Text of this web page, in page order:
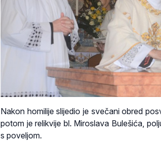
Nakon homilije slijedio je svečani obred
potom je relikvije bl. Miroslava Bulešića,
s poveljom.